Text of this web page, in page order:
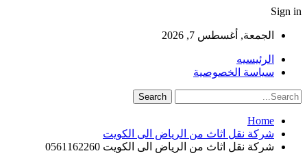
Sign in
الجمعة, أغسطس 7, 2026
الرئيسيه
سياسة الخصوصية
Home
شركة نقل اثاث من الرياض الى الكويت
شركة نقل اثاث من الرياض الى الكويت 0561162260